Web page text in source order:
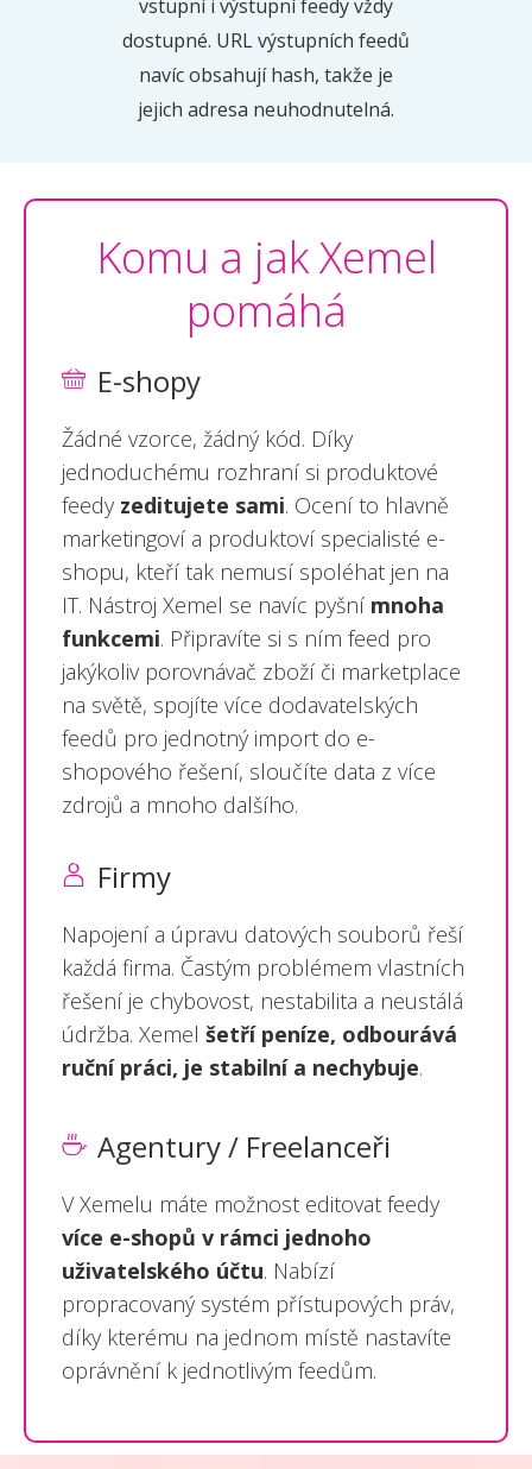
vstupní i výstupní feedy vždy
dostupné. URL výstupních feedů
navíc obsahují hash, takže je
jejich adresa neuhodnutelná.
Komu a jak Xemel
pomáhá
E-shopy
Žádné vzorce, žádný kód. Díky
jednoduchému rozhraní si produktové
feedy zeditujete sami. Ocení to hlavně
marketingoví a produktoví specialisté e-
shopu, kteří tak nemusí spoléhat jen na
IT. Nástroj Xemel se navíc pyšní mnoha
funkcemi. Připravíte si s ním feed pro
jakýkoliv porovnávač zboží či marketplace
na světě, spojíte více dodavatelských
feedů pro jednotný import do e-
shopového řešení, sloučíte data z více
zdrojů a mnoho dalšího.
Firmy
Napojení a úpravu datových souborů řeší
každá firma. Častým problémem vlastních
řešení je chybovost, nestabilita a neustálá
údržba. Xemel šetří peníze, odbourává
ruční práci, je stabilní a nechybuje.
Agentury / Freelanceři
V Xemelu máte možnost editovat feedy
více e-shopů v rámci jednoho
uživatelského účtu. Nabízí
propracovaný systém přístupových práv,
díky kterému na jednom místě nastavíte
oprávnění k jednotlivým feedům.